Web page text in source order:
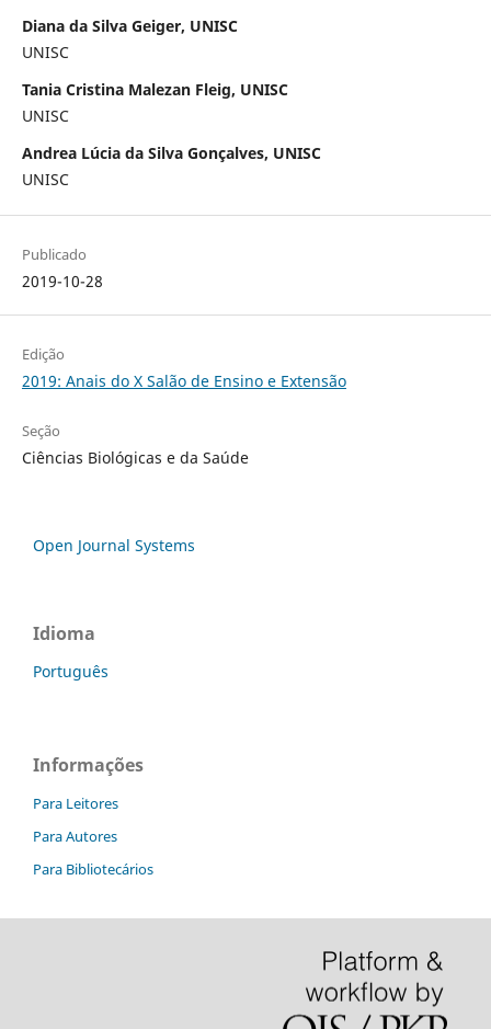
Diana da Silva Geiger, UNISC
UNISC
Tania Cristina Malezan Fleig, UNISC
UNISC
Andrea Lúcia da Silva Gonçalves, UNISC
UNISC
Publicado
2019-10-28
Edição
2019: Anais do X Salão de Ensino e Extensão
Seção
Ciências Biológicas e da Saúde
Open Journal Systems
Idioma
Português
Informações
Para Leitores
Para Autores
Para Bibliotecários